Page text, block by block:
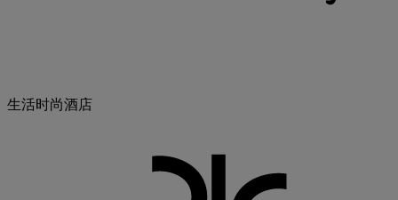
生活时尚酒店